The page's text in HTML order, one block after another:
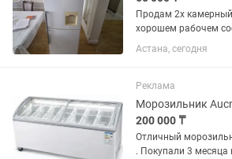
Продам 2х
хорошем рабочем
и холодит марка LG
1,90 см ширина 60см
Есть и стиральная
Астана, сегодня
Реклама
Морозильник
200 000 ₸
Отличный
. Покупали 3 месяца